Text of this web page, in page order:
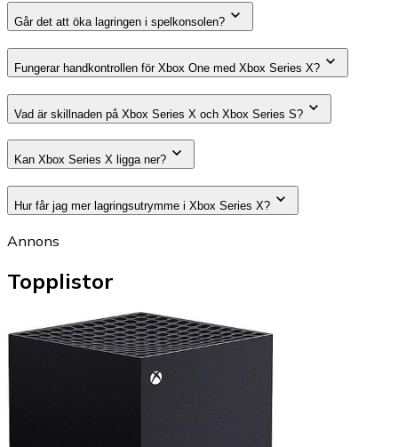
Går det att öka lagringen i spelkonsolen?
Fungerar handkontrollen för Xbox One med Xbox Series X?
Vad är skillnaden på Xbox Series X och Xbox Series S?
Kan Xbox Series X ligga ner?
Hur får jag mer lagringsutrymme i Xbox Series X?
Annons
Topplistor